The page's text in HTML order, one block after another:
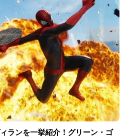
ランを一挙紹介！グリーン・ゴ